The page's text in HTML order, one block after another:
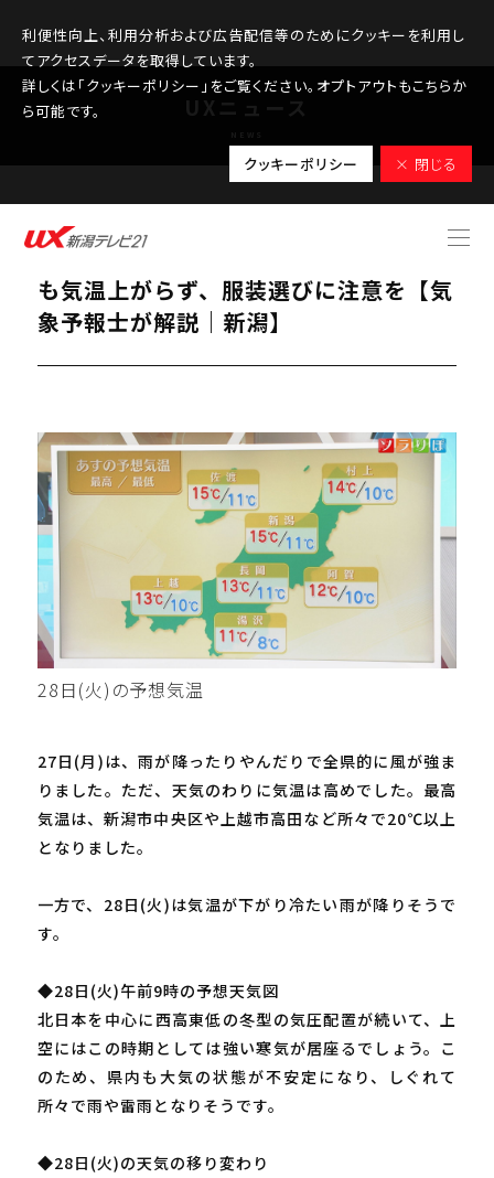
利便性向上、利用分析および広告配信等のためにクッキーを利用し
てアクセスデータを取得しています。
詳しくは「クッキーポリシー」をご覧ください。オプトアウトもこちらか
ら可能です。
クッキーポリシー × 閉じる
2025.10.27
明日は今季一番の寒さ 冷たい雨に日中
も気温上がらず、服装選びに注意を【気
象予報士が解説｜新潟】
28日(火)の予想気温
27日(月)は、雨が降ったりやんだりで全県的に風が強ま
りました。ただ、天気のわりに気温は高めでした。最高
気温は、新潟市中央区や上越市高田など所々で20℃以上
となりました。
一方で、28日(火)は気温が下がり冷たい雨が降りそうで
す。
◆28日(火)午前9時の予想天気図
北日本を中心に西高東低の冬型の気圧配置が続いて、上
空にはこの時期としては強い寒気が居座るでしょう。こ
のため、県内も大気の状態が不安定になり、しぐれて
所々で雨や雷雨となりそうです。
◆28日(火)の天気の移り変わり